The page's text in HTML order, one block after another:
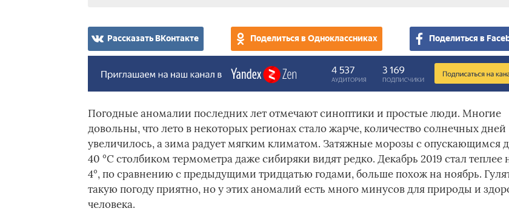
Рассказать ВКонтакте Поделиться в Одноклассниках Поделиться в
Погодные аномалии последних лет отмечают синоптики и простые люди. Многие
довольны, что лето в некоторых регионах стало жарче, количество солнечных дней
увеличилось, а зима радует мягким климатом. Затяжные морозы с опускающимся
40 °C столбиком термометра даже сибиряки видят редко. Декабрь 2019 стал теплее
4°, по сравнению с предыдущими тридцатью годами, больше похож на ноябрь.
такую погоду приятно, но у этих аномалий есть много минусов для природы и
человека.